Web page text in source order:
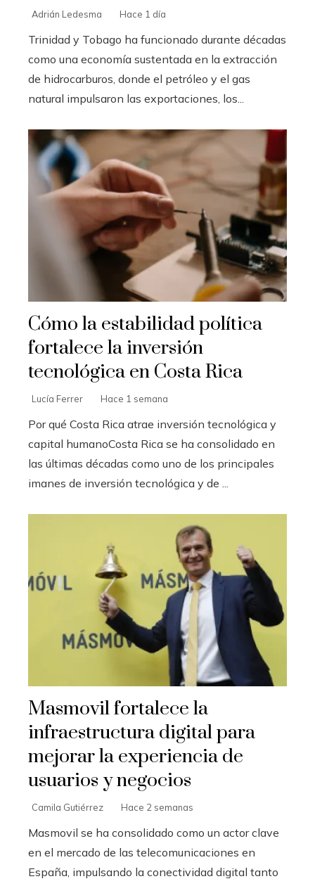
Adrián Ledesma Hace 1 día
Trinidad y Tobago ha funcionado durante décadas
como una economía sustentada en la extracción
de hidrocarburos, donde el petróleo y el gas
natural impulsaron las exportaciones, los...
Cómo la estabilidad política
fortalece la inversión
tecnológica en Costa Rica
Lucía Ferrer Hace 1 semana
Por qué Costa Rica atrae inversión tecnológica y
capital humanoCosta Rica se ha consolidado en
las últimas décadas como uno de los principales
imanes de inversión tecnológica y de ...
Masmovil fortalece la
infraestructura digital para
mejorar la experiencia de
usuarios y negocios
Camila Gutiérrez Hace 2 semanas
Masmovil se ha consolidado como un actor clave
en el mercado de las telecomunicaciones en
España, impulsando la conectividad digital tanto